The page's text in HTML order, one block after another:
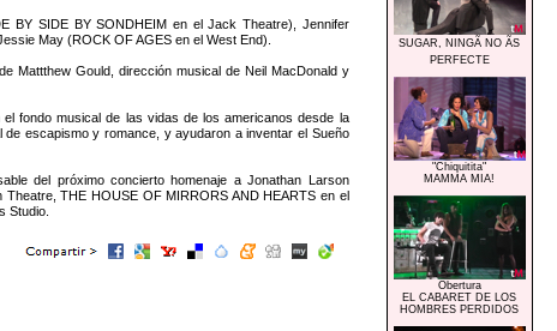
BY SIDE BY SONDHEIM en el Jack Theatre), Jennifer
May (ROCK OF AGES en el West End).
Mattthew Gould, dirección musical de Neil MacDonald y
fondo musical de las vidas de los americanos desde la
escapismo y romance, y ayudaron a inventar el Sueño
del próximo concierto homenaje a Jonathan Larson
THE HOUSE OF MIRRORS AND HEARTS en el
Studio.
SUGAR, NINGÃ NO ÃS
PERFECTE
"Chiquitita"
MAMMA MIA!
Obertura
EL CABARET DE LOS
HOMBRES PERDIDOS